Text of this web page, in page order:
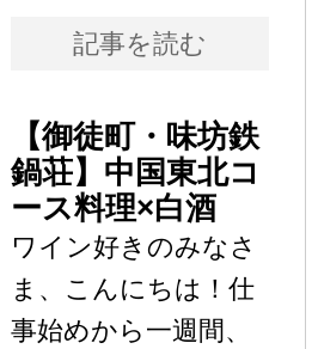
記事を読む
【御徒町・味坊鉄
鍋荘】中国東北コ
ース料理×白酒
ワイン好きのみなさ
ま、こんにちは！仕
事始めから一週間、